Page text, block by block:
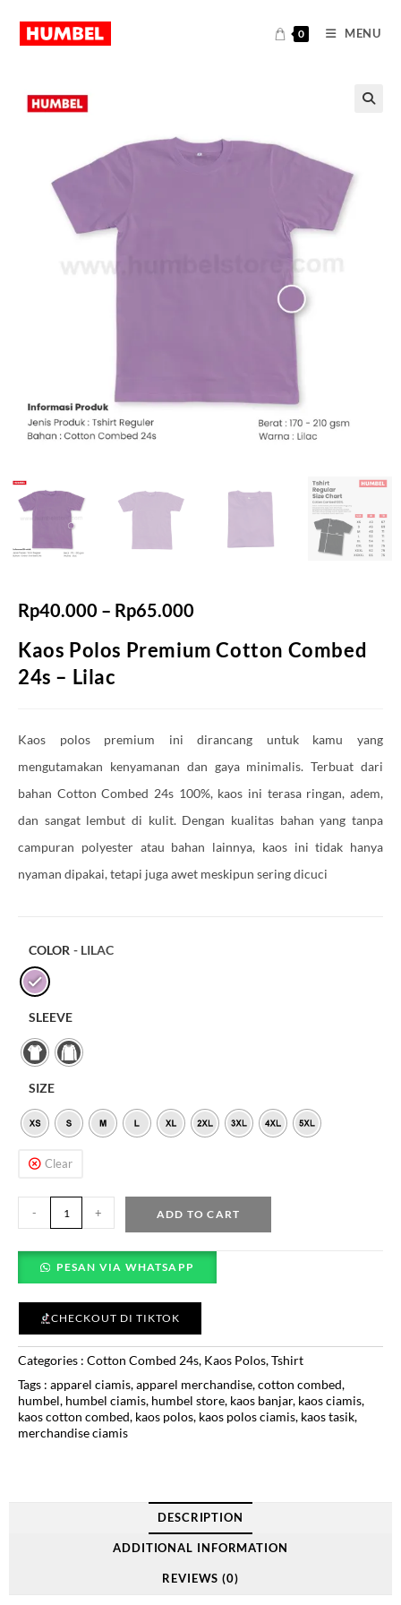
0 MENU
Rp40.000 – Rp65.000
Kaos Polos Premium Cotton Combed
24s – Lilac
Kaos polos premium ini dirancang untuk kamu yang
mengutamakan kenyamanan dan gaya minimalis. Terbuat dari
bahan Cotton Combed 24s 100%, kaos ini terasa ringan, adem,
dan sangat lembut di kulit. Dengan kualitas bahan yang tanpa
campuran polyester atau bahan lainnya, kaos ini tidak hanya
nyaman dipakai, tetapi juga awet meskipun sering dicuci
COLOR - LILAC
SLEEVE
SIZE
Clear
- + ADD TO CART
PESAN VIA WHATSAPP
CHECKOUT DI TIKTOK
Categories : Cotton Combed 24s, Kaos Polos,Tshirt
Tags : apparel ciamis,apparel merchandise,cotton combed,
humbel, humbel ciamis, humbel store, kaos banjar, kaos ciamis,
kaos cotton combed, kaos polos, kaos polos ciamis, kaos tasik,
merchandise ciamis
DESCRIPTION
ADDITIONAL INFORMATION
REVIEWS (0)